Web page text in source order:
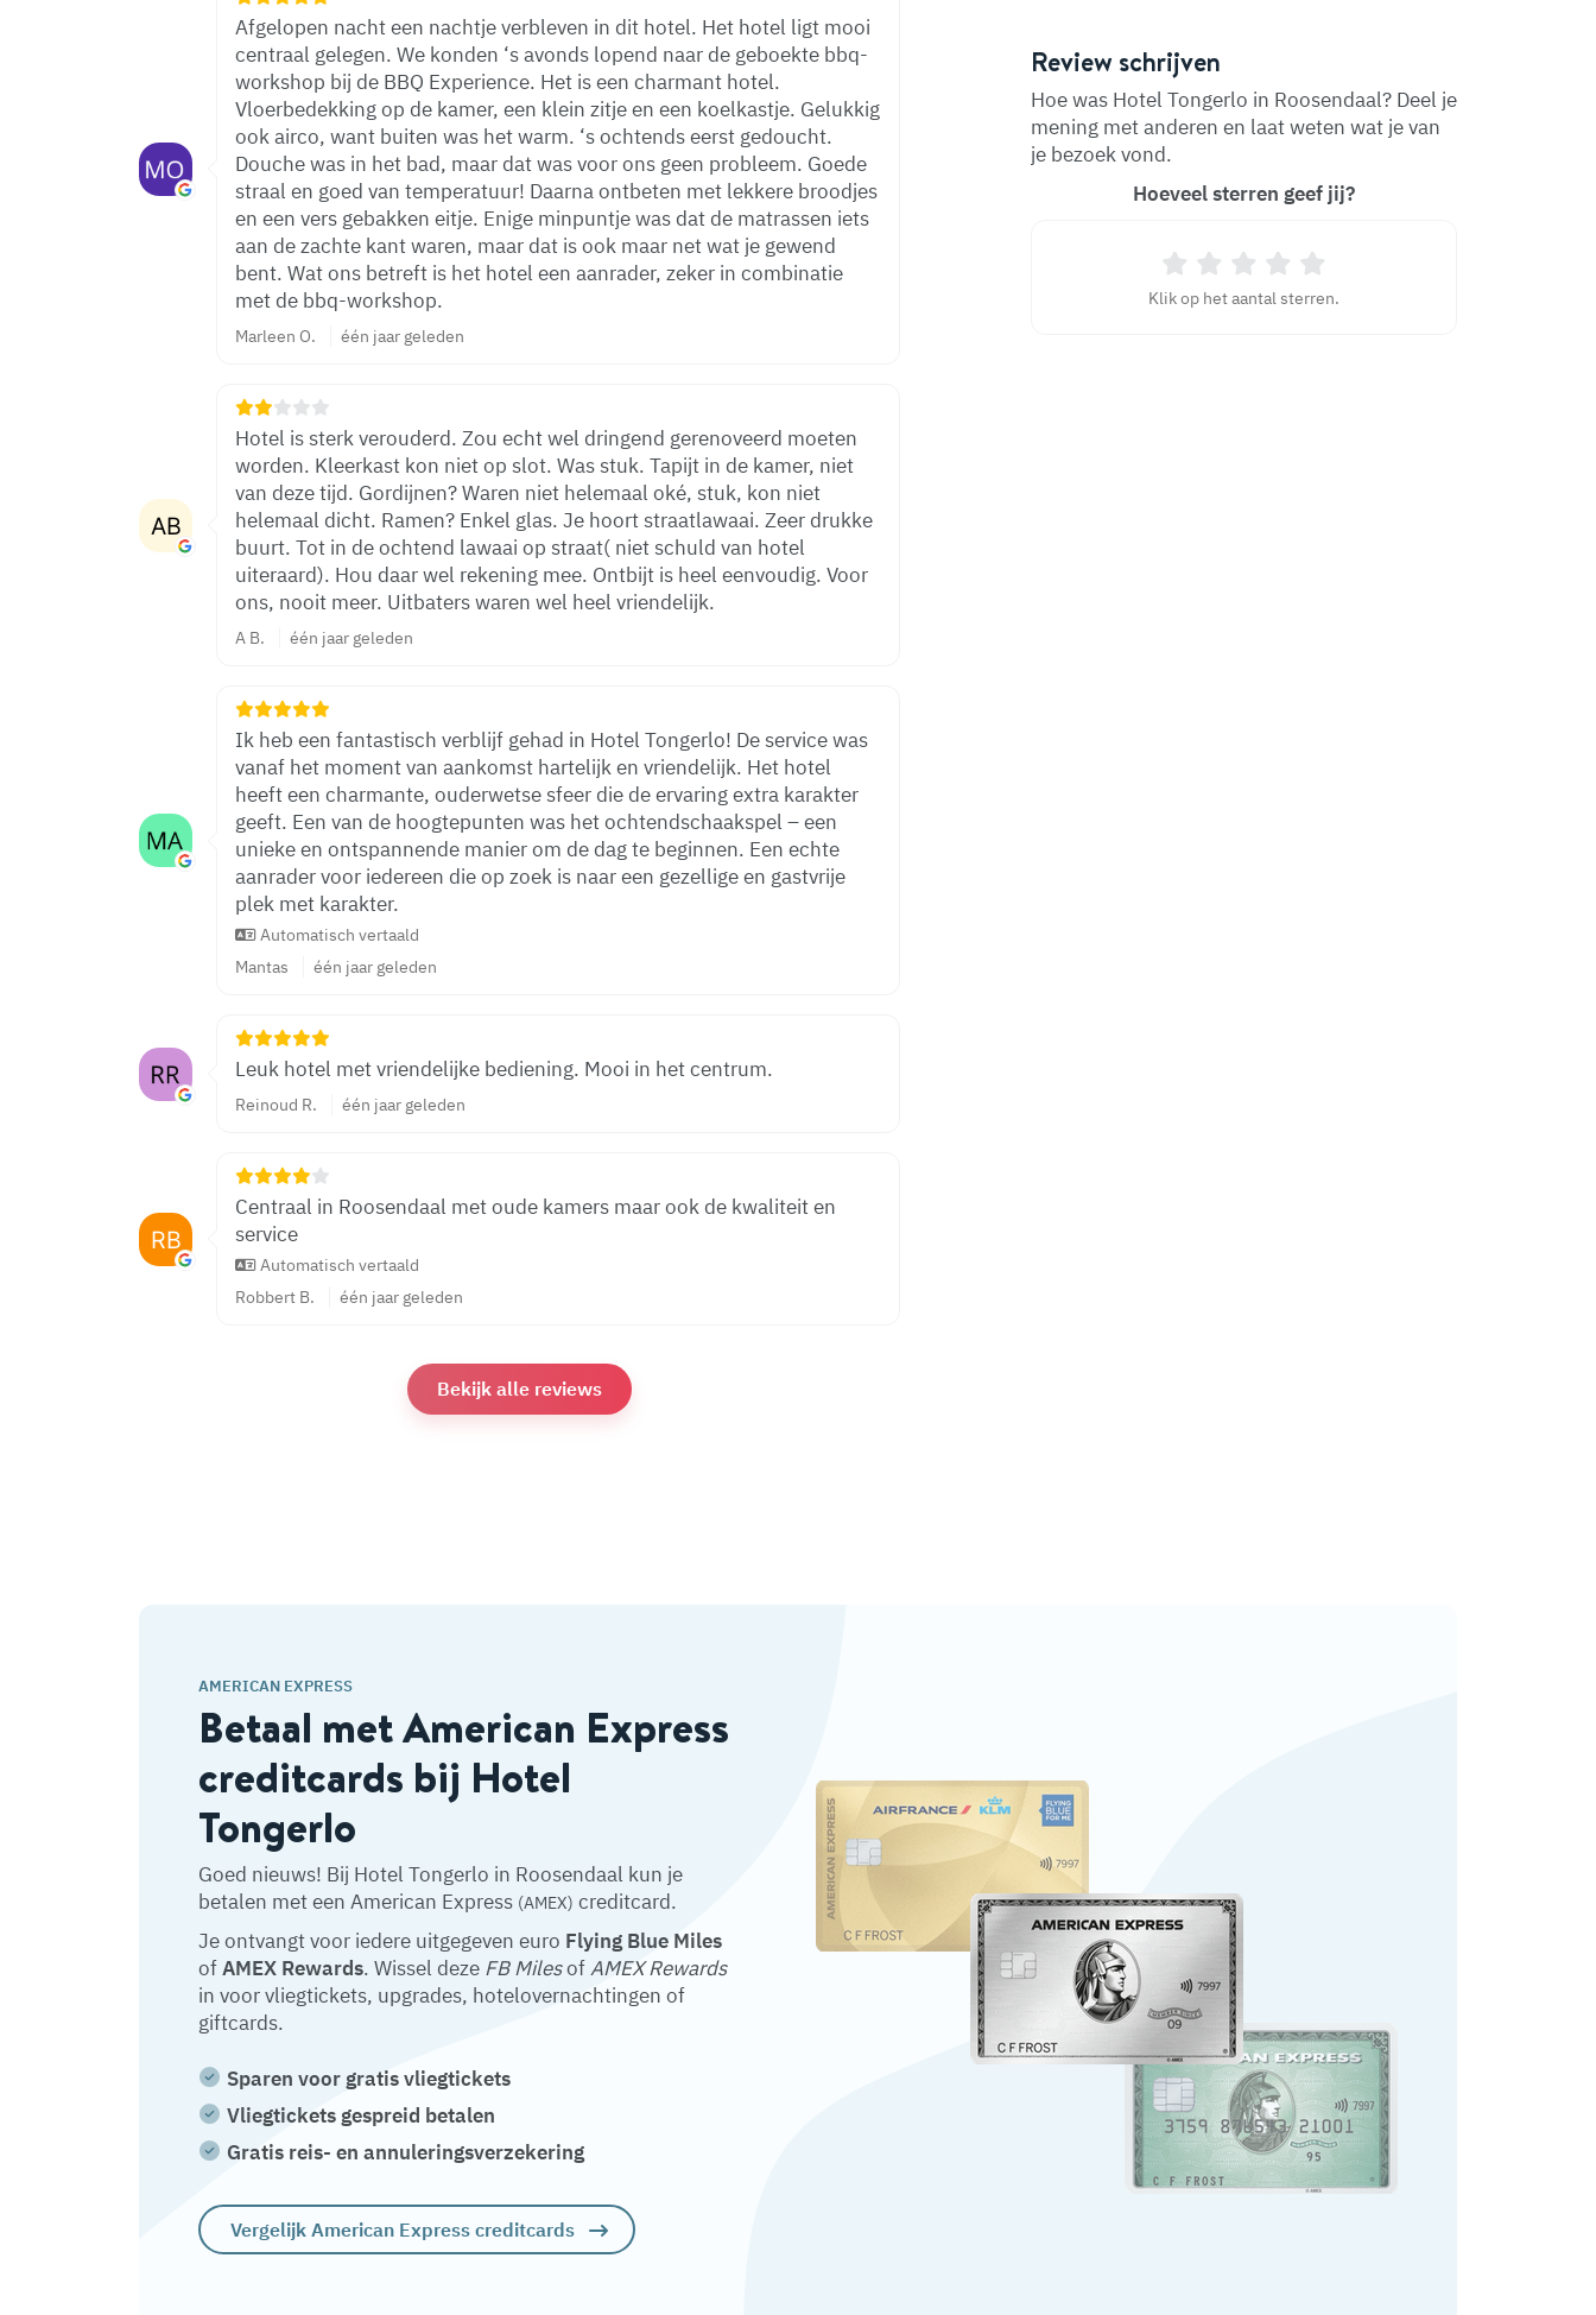
Afgelopen nacht een nachtje verbleven in dit hotel. Het hotel ligt mooi
centraal gelegen. We konden ‘s avonds lopend naar de geboekte bbq-
workshop bij de BBQ Experience. Het is een charmant hotel.
Vloerbedekking op de kamer, een klein zitje en een koelkastje. Gelukkig
ook airco, want buiten was het warm. ‘s ochtends eerst gedoucht.
Douche was in het bad, maar dat was voor ons geen probleem. Goede
straal en goed van temperatuur! Daarna ontbeten met lekkere broodjes
en een vers gebakken eitje. Enige minpuntje was dat de matrassen iets
aan de zachte kant waren, maar dat is ook maar net wat je gewend
bent. Wat ons betreft is het hotel een aanrader, zeker in combinatie
met de bbq-workshop.
Marleen O. één jaar geleden
Hotel is sterk verouderd. Zou echt wel dringend gerenoveerd moeten
worden. Kleerkast kon niet op slot. Was stuk. Tapijt in de kamer, niet
van deze tijd. Gordijnen? Waren niet helemaal oké, stuk, kon niet
helemaal dicht. Ramen? Enkel glas. Je hoort straatlawaai. Zeer drukke
buurt. Tot in de ochtend lawaai op straat( niet schuld van hotel
uiteraard). Hou daar wel rekening mee. Ontbijt is heel eenvoudig. Voor
ons, nooit meer. Uitbaters waren wel heel vriendelijk.
A B. één jaar geleden
Ik heb een fantastisch verblijf gehad in Hotel Tongerlo! De service was
vanaf het moment van aankomst hartelijk en vriendelijk. Het hotel
heeft een charmante, ouderwetse sfeer die de ervaring extra karakter
geeft. Een van de hoogtepunten was het ochtendschaakspel – een
unieke en ontspannende manier om de dag te beginnen. Een echte
aanrader voor iedereen die op zoek is naar een gezellige en gastvrije
plek met karakter.
Automatisch vertaald
Mantas
één jaar geleden
Leuk hotel met vriendelijke bediening. Mooi in het centrum.
Reinoud R. één jaar geleden
Centraal in Roosendaal met oude kamers maar ook de kwaliteit en
service
Automatisch vertaald
Robbert B.
één jaar geleden
Bekijk alle reviews
Review schrijven
Hoe was Hotel Tongerlo in Roosendaal? Deel je
mening met anderen en laat weten wat je van
je bezoek vond.
Hoeveel sterren geef jij?
Klik op het aantal sterren.
AMERICAN EXPRESS
Betaal met American Express
creditcards bij Hotel
Tongerlo
Goed nieuws! Bij Hotel Tongerlo in Roosendaal kun je
betalen met een American Express (AMEX) creditcard.
Je ontvangt voor iedere uitgegeven euro Flying Blue Miles
ofAMEX Rewards. Wissel deze FB MilesofAMEX Rewards
in voor vliegtickets, upgrades, hotelovernachtingen of
giftcards.
Sparen voor gratis vliegtickets
Vliegtickets gespreid betalen
Gratis reis- en annuleringsverzekering
Vergelijk American Express creditcards